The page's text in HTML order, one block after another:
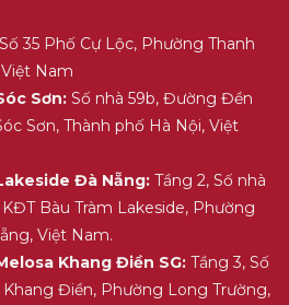
35 Phố Cự Lộc, Phường Thanh
Nam
Sơn:Số nhà 59b, Đường Đền
Sơn, Thành phố Hà Nội, Việt
Đà Nẵng:Tầng 2, Số nhà
Bàu Tràm Lakeside, Phường
Việt Nam.
Khang Điền SG:Tầng 3, Số
Điền, Phường Long Trường,